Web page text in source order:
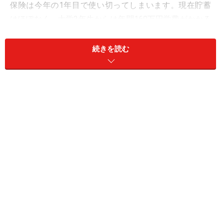
保険は今年の1年目で使い切ってしまいます。現在貯蓄
また、下の子も文系の私大に進ませたいと思っておりま
す。現在私は扶養内で働いておりますが、派遣等でフル
続きを読む